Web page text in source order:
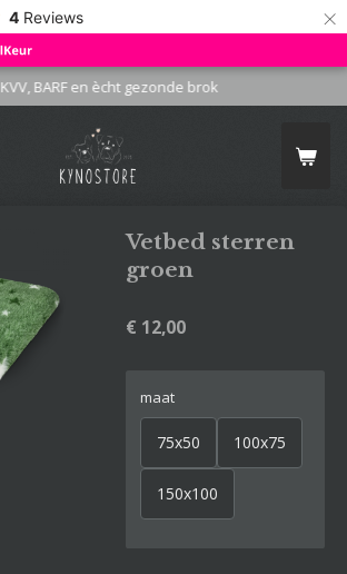
4 Reviews ×
KVV, BARF en ècht gezonde brok
Vetbed sterren
groen
€ 12,00
maat
75x50 100x75
150x100